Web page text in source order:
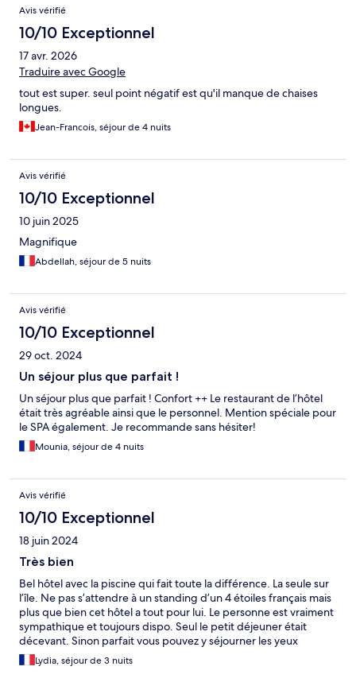
Avis vérifié
10/10 Exceptionnel
17 avr. 2026
Traduire avec Google
tout est super. seul point négatif est qu'il manque de chaises
longues.
Jean-Francois, séjour de 4 nuits
Avis vérifié
10/10 Exceptionnel
10 juin 2025
Magnifique
Abdellah, séjour de 5 nuits
Avis vérifié
10/10 Exceptionnel
29 oct. 2024
Un séjour plus que parfait !
Un séjour plus que parfait ! Confort ++ Le restaurant de l’hôtel
était très agréable ainsi que le personnel. Mention spéciale pour
le SPA également. Je recommande sans hésiter!
Mounia, séjour de 4 nuits
Avis vérifié
10/10 Exceptionnel
18 juin 2024
Très bien
Bel hôtel avec la piscine qui fait toute la différence. La seule sur
l’île. Ne pas s’attendre à un standing d’un 4 étoiles français mais
plus que bien cet hôtel a tout pour lui. Le personne est vraiment
sympathique et toujours dispo. Seul le petit déjeuner était
décevant. Sinon parfait vous pouvez y séjourner les yeux
fermés. Les chambres sont propres et le ménage y est fait tous
les jours.
Lydia, séjour de 3 nuits